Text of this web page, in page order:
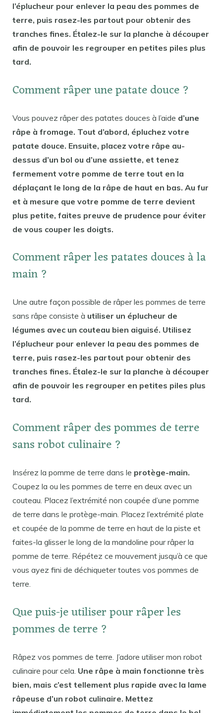
l’éplucheur pour enlever la peau des pommes de
terre, puis rasez-les partout pour obtenir des
tranches fines. Étalez-le sur la planche à découper
afin de pouvoir les regrouper en petites piles plus
tard.
Comment râper une patate douce ?
Vous pouvez râper des patates douces à l’aide d’une
râpe à fromage. Tout d’abord, épluchez votre
patate douce. Ensuite, placez votre râpe au-
dessus d’un bol ou d’une assiette, et tenez
fermement votre pomme de terre tout en la
déplaçant le long de la râpe de haut en bas. Au fur
et à mesure que votre pomme de terre devient
plus petite, faites preuve de prudence pour éviter
de vous couper les doigts.
Comment râper les patates douces à la
main ?
Une autre façon possible de râper les pommes de terre
sans râpe consiste à utiliser un éplucheur de
légumes avec un couteau bien aiguisé. Utilisez
l’éplucheur pour enlever la peau des pommes de
terre, puis rasez-les partout pour obtenir des
tranches fines. Étalez-le sur la planche à découper
afin de pouvoir les regrouper en petites piles plus
tard.
Comment râper des pommes de terre
sans robot culinaire ?
Insérez la pomme de terre dans le protège-main.
Coupez la ou les pommes de terre en deux avec un
couteau. Placez l’extrémité non coupée d’une pomme
de terre dans le protège-main. Placez l’extrémité plate
et coupée de la pomme de terre en haut de la piste et
faites-la glisser le long de la mandoline pour râper la
pomme de terre. Répétez ce mouvement jusqu’à ce que
vous ayez fini de déchiqueter toutes vos pommes de
terre.
Que puis-je utiliser pour râper les
pommes de terre ?
Râpez vos pommes de terre. J’adore utiliser mon robot
culinaire pour cela. Une râpe à main fonctionne très
bien, mais c’est tellement plus rapide avec la lame
râpeuse d’un robot culinaire. Mettez